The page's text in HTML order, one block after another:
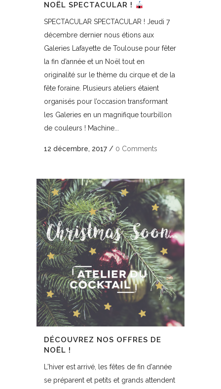
NOËL SPECTACULAR !
SPECTACULAR SPECTACULAR ! Jeudi 7
décembre dernier nous étions aux
Galeries Lafayette de Toulouse pour fêter
la fin d’année et un Noël tout en
originalité sur le thème du cirque et de la
fête foraine. Plusieurs ateliers étaient
organisés pour l’occasion transformant
les Galeries en un magnifique tourbillon
de couleurs ! Machine...
12 décembre, 2017 / 0 Comments
DÉCOUVREZ NOS OFFRES DE
NOËL !
L'hiver est arrivé, les fêtes de fin d'année
se préparent et petits et grands attendent